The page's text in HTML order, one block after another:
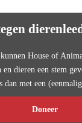
House of
dieren een stem
dan met een
Doneer